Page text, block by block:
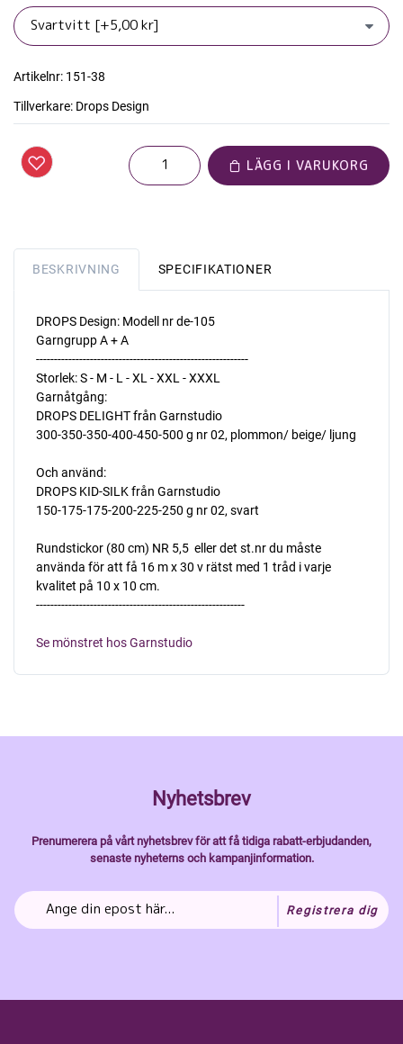
Artikelnr: 151-38
Tillverkare: Drops Design
LÄGG I VARUKORG
BESKRIVNING SPECIFIKATIONER
DROPS Design: Modell nr de-105
Garngrupp A + A
-----------------------------------------------------------
Storlek: S - M - L - XL - XXL - XXXL
Garnåtgång:
DROPS DELIGHT från Garnstudio
300-350-350-400-450-500 g nr 02, plommon/ beige/ ljung
Och använd:
DROPS KID-SILK från Garnstudio
150-175-175-200-225-250 g nr 02, svart
Rundstickor (80 cm) NR 5,5  eller det st.nr du måste
använda för att få 16 m x 30 v rätst med 1 tråd i varje
kvalitet på 10 x 10 cm.
----------------------------------------------------------
Se mönstret hos Garnstudio
Nyhetsbrev
Prenumerera på vårt nyhetsbrev för att få tidiga rabatt-erbjudanden,
senaste nyheterns och kampanjinformation.
Registrera dig